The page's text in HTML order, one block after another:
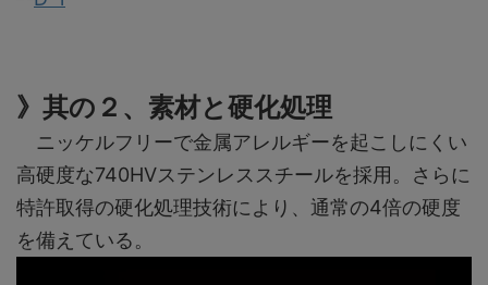
》其の２、素材と硬化処理
ニッケルフリーで金属アレルギーを起こしにくい
高硬度な740HVステンレススチールを採用。さらに
特許取得の硬化処理技術により、通常の4倍の硬度
を備えている。